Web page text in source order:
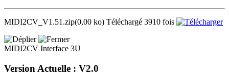
MIDI2CV_V1.51.zip(0,00 ko) Téléchargé 3910 fois
MIDI2CV Interface 3U
Version Actuelle : V2.0